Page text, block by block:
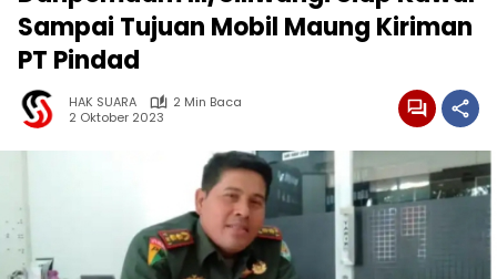
Sampai Tujuan Mobil Maung Kiriman
PT Pindad
HAK SUARA
2 Min Baca
2 Oktober 2023